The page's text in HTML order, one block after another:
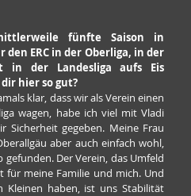
fünfte Saison in
ERC in der Oberliga, in der
in der Landesliga aufs Eis
hier so gut?
klar, dass wir als Verein einen
wagen, habe ich viel mit Vladi
Sicherheit gegeben. Meine Frau
aber auch einfach wohl,
gefunden. Der Verein, das Umfeld
für meine Familie und mich. Und
Kleinen haben, ist uns Stabilität